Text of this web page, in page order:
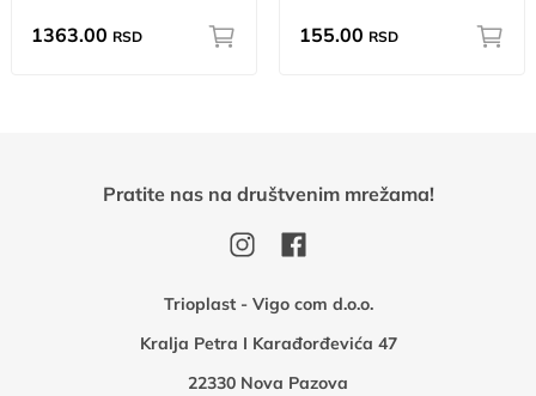
1363.00 RSD 155.00 RSD
Trioplast - Vigo com d.o.o.
Kralja Petra I Karađorđevića 47
22330 Nova Pazova
Pratite nas na društvenim mrežama!